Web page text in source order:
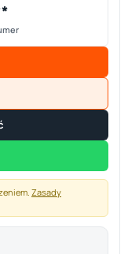
Zasady